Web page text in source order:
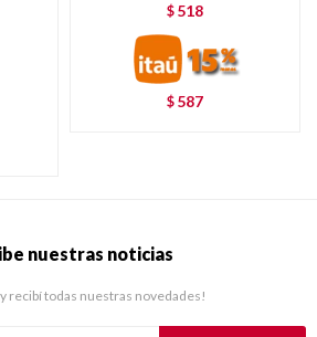
$ 518
$ 587
nuestras noticias
recibí todas nuestras novedades!